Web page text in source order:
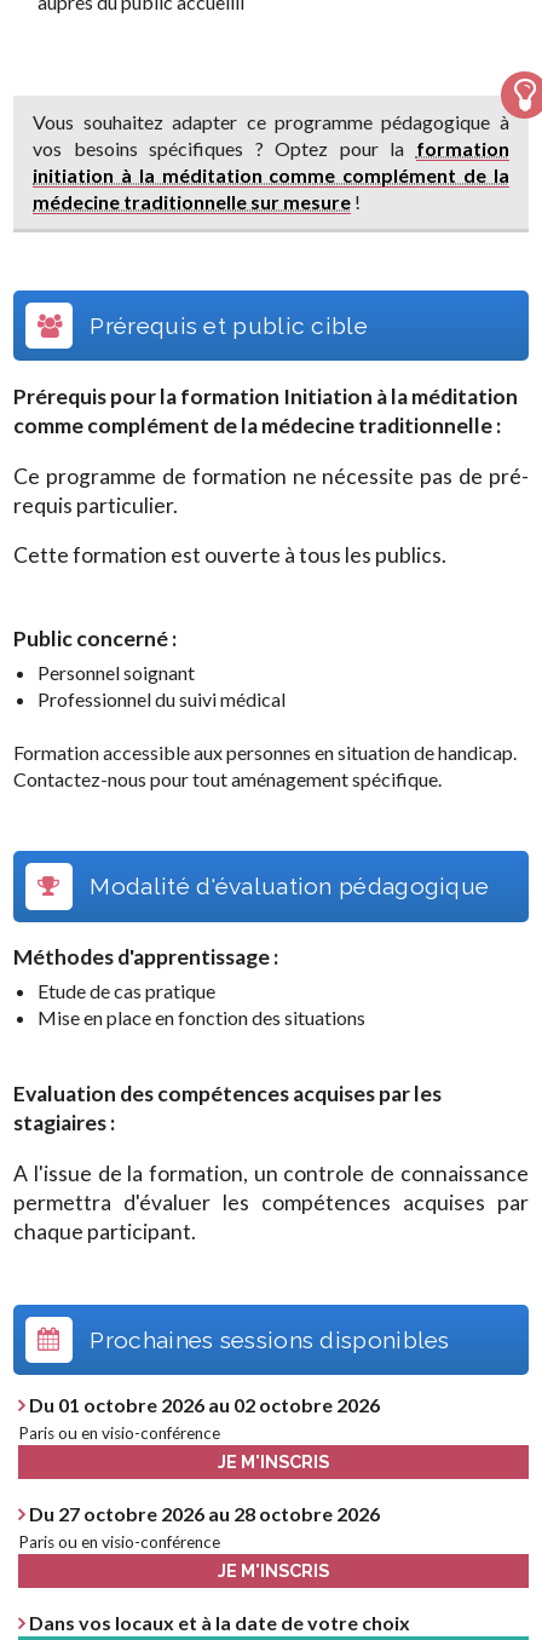
Vous souhaitez adapter ce programme pédagogique à
vos besoins spécifiques ? Optez pour la formation
initiation à la méditation comme complément de la
médecine traditionnelle sur mesure !
Prérequis et public cible
Prérequis pour la formation Initiation à la méditation
comme complément de la médecine traditionnelle:
Ce programme de formation ne nécessite pas de pré-
requis particulier.
Cette formation est ouverte à tous les publics.
Public concerné :
Personnel soignant
Professionnel du suivi médical
Formation accessible aux personnes en situation de handicap.
Contactez-nous pour tout aménagement spécifique.
Modalité d'évaluation pédagogique
Méthodes d'apprentissage :
Etude de cas pratique
Mise en place en fonction des situations
Evaluation des compétences acquises par les
stagiaires :
A l'issue de la formation, un controle de connaissance
permettra d'évaluer les compétences acquises par
chaque participant.
Prochaines sessions disponibles
Du 01 octobre 2026 au 02 octobre 2026
Paris ou en visio-conférence
JE M'INSCRIS
Du 27 octobre 2026 au 28 octobre 2026
Paris ou en visio-conférence
JE M'INSCRIS
Dans vos locaux et à la date de votre choix